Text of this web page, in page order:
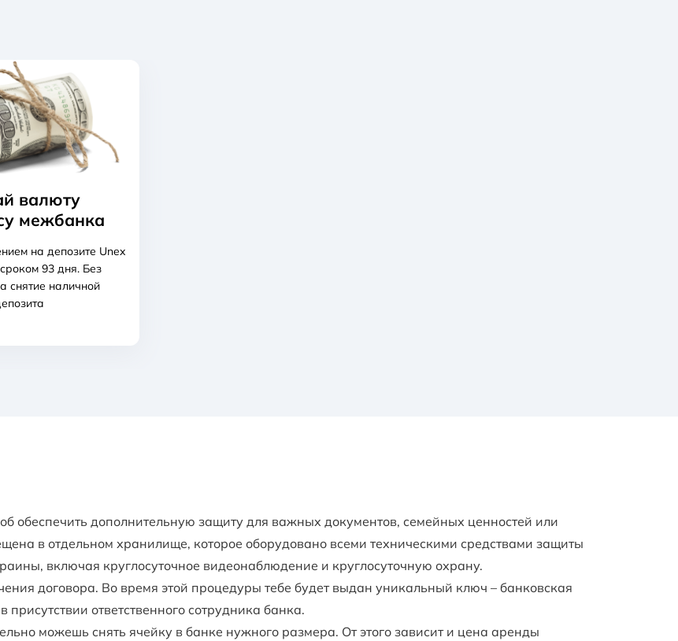
валюту
межбанка
на депозите Unex
93 дня. Без
снятие наличной
обеспечить дополнительную защиту для важных документов, семейных ценностей или
в отдельном хранилище, которое оборудовано всеми техническими средствами защиты
включая круглосуточное видеонаблюдение и круглосуточную охрану.
договора. Во время этой процедуры тебе будет выдан уникальный ключ – банковская
ответственного сотрудника банка.
можешь снять ячейку в банке нужного размера. От этого зависит и цена аренды